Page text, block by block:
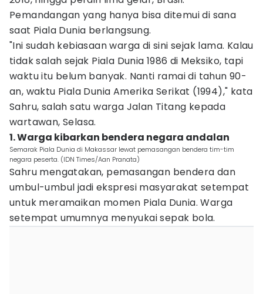
Pemandangan yang hanya bisa ditemui di sana
saat Piala Dunia berlangsung.
"Ini sudah kebiasaan warga di sini sejak lama. Kalau
tidak salah sejak Piala Dunia 1986 di Meksiko, tapi
waktu itu belum banyak. Nanti ramai di tahun 90-
an, waktu Piala Dunia Amerika Serikat (1994)," kata
Sahru, salah satu warga Jalan Titang kepada
wartawan, Selasa.
1. Warga kibarkan bendera negara andalan
Semarak Piala Dunia di Makassar lewat pemasangan bendera tim-tim
negara peserta. (IDN Times/Aan Pranata)
Sahru mengatakan, pemasangan bendera dan
umbul-umbul jadi ekspresi masyarakat setempat
untuk meramaikan momen Piala Dunia. Warga
setempat umumnya menyukai sepak bola.